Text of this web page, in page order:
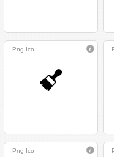
Png Ico
Png Ico